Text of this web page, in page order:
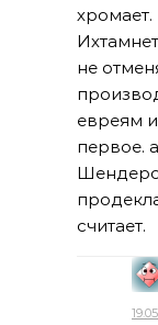
хромает.
не
евреям
первое.
считает.